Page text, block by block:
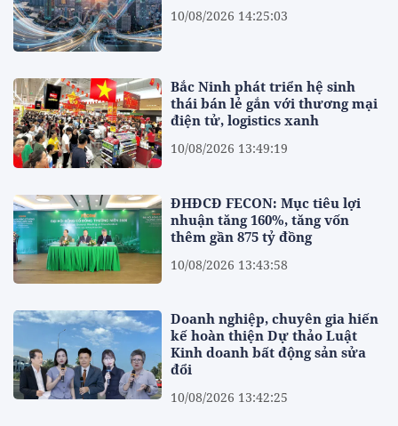
10/08/2026 14:25:03
Bắc Ninh phát triển hệ sinh
thái bán lẻ gắn với thương mại
điện tử, logistics xanh
10/08/2026 13:49:19
ĐHĐCĐ FECON: Mục tiêu lợi
nhuận tăng 160%, tăng vốn
thêm gần 875 tỷ đồng
10/08/2026 13:43:58
Doanh nghiệp, chuyên gia hiến
kế hoàn thiện Dự thảo Luật
Kinh doanh bất động sản sửa
đổi
10/08/2026 13:42:25